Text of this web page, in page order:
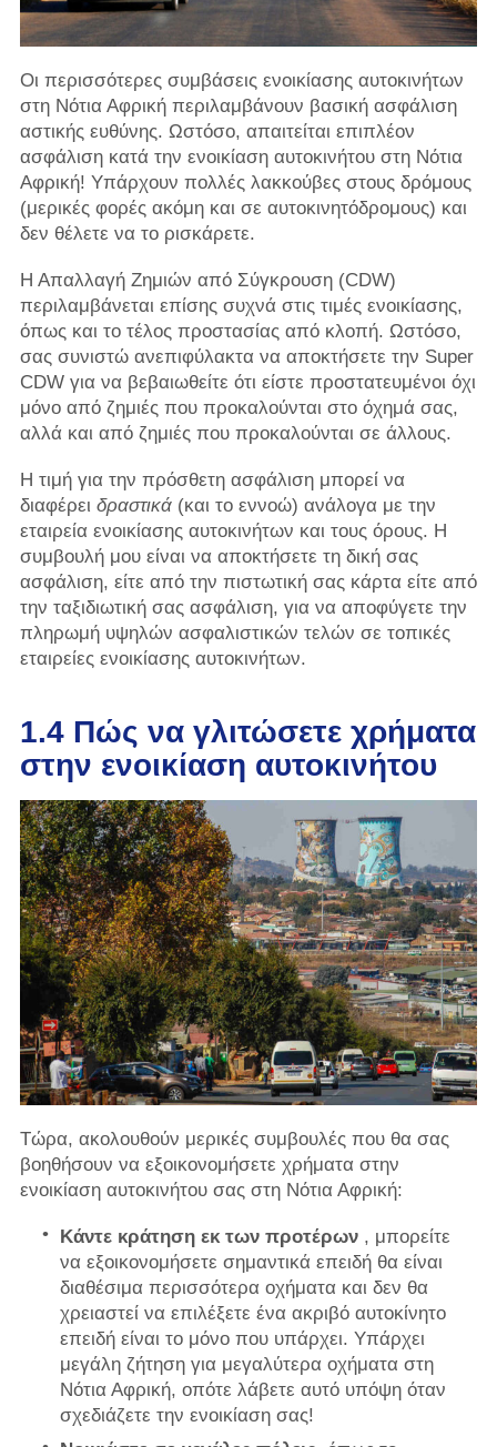
Οι περισσότερες συμβάσεις ενοικίασης αυτοκινήτων
στη Νότια Αφρική περιλαμβάνουν βασική ασφάλιση
αστικής ευθύνης. Ωστόσο, απαιτείται επιπλέον
ασφάλιση κατά την ενοικίαση αυτοκινήτου στη Νότια
Αφρική! Υπάρχουν πολλές λακκούβες στους δρόμους
(μερικές φορές ακόμη και σε αυτοκινητόδρομους) και
δεν θέλετε να το ρισκάρετε.
Η Απαλλαγή Ζημιών από Σύγκρουση (CDW)
περιλαμβάνεται επίσης συχνά στις τιμές ενοικίασης,
όπως και το τέλος προστασίας από κλοπή. Ωστόσο,
σας συνιστώ ανεπιφύλακτα να αποκτήσετε την Super
CDW για να βεβαιωθείτε ότι είστε προστατευμένοι όχι
μόνο από ζημιές που προκαλούνται στο όχημά σας,
αλλά και από ζημιές που προκαλούνται σε άλλους.
Η τιμή για την πρόσθετη ασφάλιση μπορεί να
διαφέρει δραστικά(και το εννοώ) ανάλογα με την
εταιρεία ενοικίασης αυτοκινήτων και τους όρους. Η
συμβουλή μου είναι να αποκτήσετε τη δική σας
ασφάλιση, είτε από την πιστωτική σας κάρτα είτε από
την ταξιδιωτική σας ασφάλιση, για να αποφύγετε την
πληρωμή υψηλών ασφαλιστικών τελών σε τοπικές
εταιρείες ενοικίασης αυτοκινήτων.
1.4 Πώς να γλιτώσετε χρήματα
στην ενοικίαση αυτοκινήτου
Τώρα, ακολουθούν μερικές συμβουλές που θα σας
βοηθήσουν να εξοικονομήσετε χρήματα στην
ενοικίαση αυτοκινήτου σας στη Νότια Αφρική:
Κάντε κράτηση εκ των προτέρων, μπορείτε
να εξοικονομήσετε σημαντικά επειδή θα είναι
διαθέσιμα περισσότερα οχήματα και δεν θα
χρειαστεί να επιλέξετε ένα ακριβό αυτοκίνητο
επειδή είναι το μόνο που υπάρχει. Υπάρχει
μεγάλη ζήτηση για μεγαλύτερα οχήματα στη
Νότια Αφρική, οπότε λάβετε αυτό υπόψη όταν
σχεδιάζετε την ενοικίαση σας!